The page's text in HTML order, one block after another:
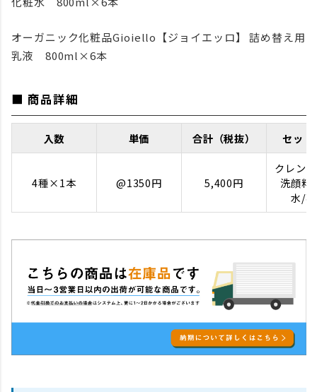
オーガニック化粧品Gioiello【ジョイエッロ】 詰め替え用
乳液 800ml×6本
■ 商品詳細
入数 単価 合計（税抜） セット
4種×1本 @1350円 5,400円
クレン
洗顔料
水/